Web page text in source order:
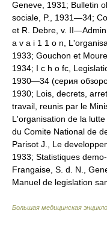
Geneve, 1931; Bulletin
sociale, P., 1931—34;
et R. Debre, v.
a v a i 1 1 о n,
1933; Gouchon et
1934; I c h о fc,
1930—34 (серия
1930; Lois, decrets,
travail, reunis par le
L'organisation de la
du Comite National de
Parisot J., Le
1933; Statistiques
Frangaise, S. d. N.,
Manuel de legislation
Большая медицинская